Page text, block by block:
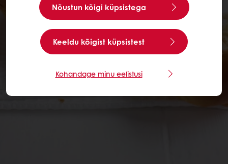
Nõustun kõigi küpsistega
Keeldu kõigist küpsistest
Kohandage minu eelistusi